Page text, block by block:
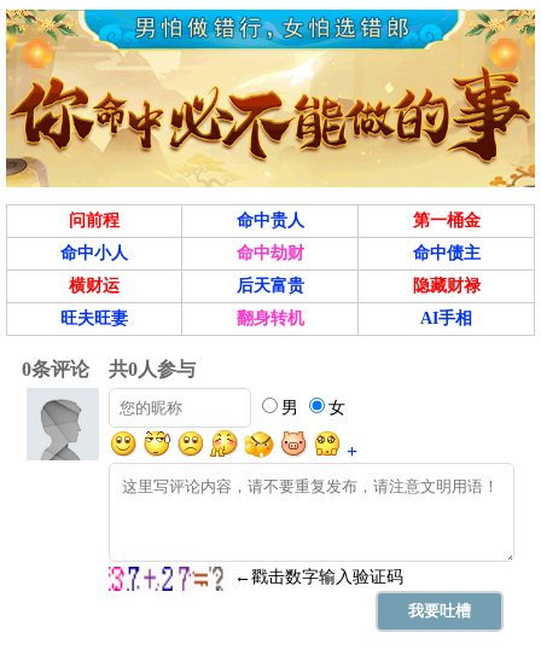
问前程 命中贵人
第一桶金
命中小人
命中劫财
命中债主
横财运
后天富贵
隐藏财禄
旺夫旺妻
翻身转机 AI手相